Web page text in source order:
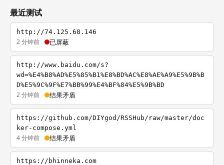
最近测试
http://74.125.68.146
2 分钟前 已屏蔽
http://www.baidu.com/s?
wd=%E4%B8%AD%E5%85%B1%E8%BD%AC%E8%AE%A9%E5%9B%B
D%E5%9C%9F%E7%BB%99%E4%BF%84%E5%9B%BD
2 分钟前 结果矛盾
https://github.com/DIYgod/RSSHub/raw/master/doc
ker-compose.yml
4 分钟前 结果矛盾
https://bhinneka.com